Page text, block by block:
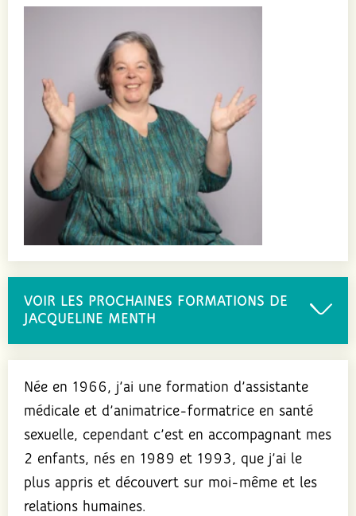
VOIR LES PROCHAINES FORMATIONS DE
JACQUELINE MENTH
Née en 1966, j’ai une formation d’assistante
médicale et d’animatrice-formatrice en santé
sexuelle, cependant c’est en accompagnant mes
2 enfants, nés en 1989 et 1993, que j’ai le
plus appris et découvert sur moi-même et les
relations humaines.